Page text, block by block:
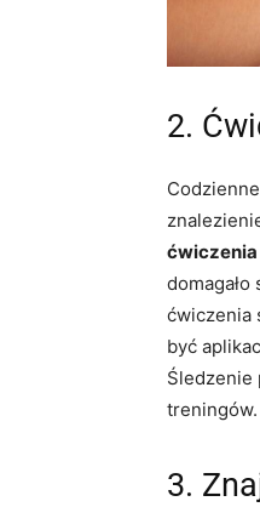
2.
ćwiczenia
być
Śledzenie
treningów.
3.